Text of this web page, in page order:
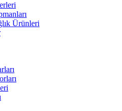
Ürünleri